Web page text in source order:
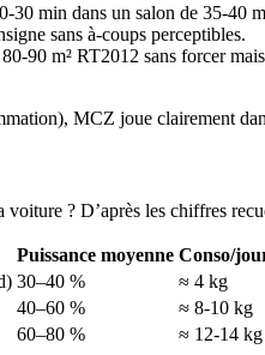
30 min dans un salon de 35-40
sans à-coups perceptibles.
90 m² RT2012 sans forcer
MCZ joue clairement
? D’après les chiffres
Puissance moyenne Conso/
30–40 % ≈ 4 kg
40–60 % ≈ 8-10 kg
60–80 % ≈ 12-14 kg